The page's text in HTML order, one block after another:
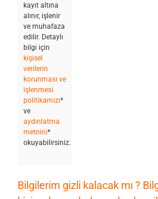
kayıt altına
alınır, işlenir
ve muhafaza
edilir. Detaylı
bilgi için
kişisel
verilerin
korunması ve
işlenmesi
politikamızı*
ve
aydınlatma
metnini*
okuyabilirsiniz.
Bilgilerim gizli kalacak mı ?